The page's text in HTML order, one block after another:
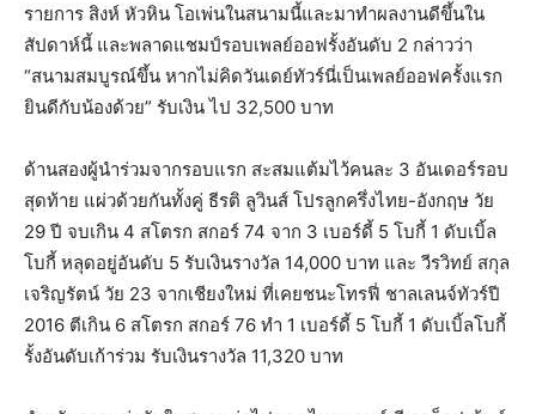
รายการ สิงห์ หัวหิน โอเพ่นในสนามนี้และมาทำผลงานดีขึ้นใน
สัปดาห์นี้ และพลาดแชมป์รอบเพลย์ออฟรั้งอันดับ 2 กล่าวว่า
“สนามสมบูรณ์ขึ้น หากไม่คิดวันเดย์ทัวร์นี่เป็นเพลย์ออฟครั้งแรก
ยินดีกับน้องด้วย” รับเงิน ไป 32,500 บาท
ด้านสองผู้นำร่วมจากรอบแรก สะสมแต้มไว้คนละ 3 อันเดอร์รอบ
สุดท้าย แผ่วด้วยกันทั้งคู่ ธีรติ ลูวินส์ โปรลูกครึ่งไทย-อังกฤษ วัย
29 ปี จบเกิน 4 สโตรก สกอร์ 74 จาก 3 เบอร์ดี้ 5 โบกี้ 1 ดับเบิ้ล
โบกี้ หลุดอยู่อันดับ 5 รับเงินรางวัล 14,000 บาท และ วีรวิทย์ สกุล
เจริญรัตน์ วัย 23 จากเชียงใหม่ ที่เคยชนะโทรฟี่ ชาลเลนจ์ทัวร์ปี
2016 ตีเกิน 6 สโตรก สกอร์ 76 ทำ 1 เบอร์ดี้ 5 โบกี้ 1 ดับเบิ้ลโบกี้
รั้งอันดับเก้าร่วม รับเงินรางวัล 11,320 บาท